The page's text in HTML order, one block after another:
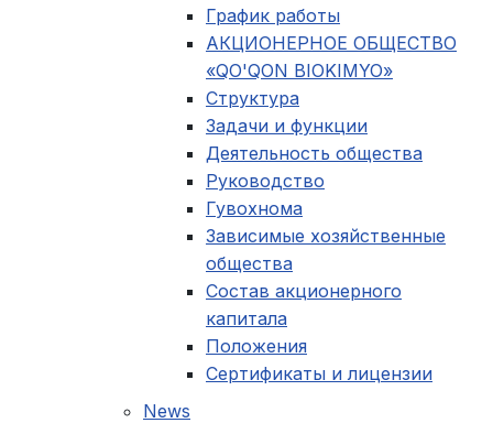
График работы
АКЦИОНЕРНОЕ ОБЩЕСТВО
«QO'QON BIOKIMYO»
Структура
Задачи и функции
Деятельность общества
Руководство
Гувохнома
Зависимые хозяйственные
общества
Состав акционерного
капитала
Положения
Сертификаты и лицензии
News